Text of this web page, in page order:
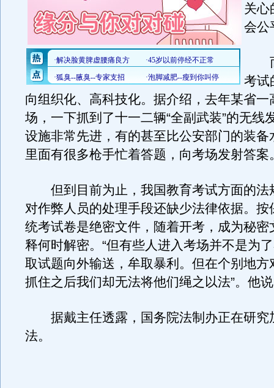
关心
会公
而
考试
向组织化、高科技化。据介绍，去年某省一
场，一下抓到了十一二辆“全副武装”的无线
设施非常先进，有的甚至比公安部门的装备
里面有很多枪手忙着答题，向考场发射答案
但到目前为止，我国教育考试方面的法
对作弊人员的处理手段还缺少法律依据。按
统考试卷是绝密文件，随着开考，成为秘密
释何时解密。“但有些人进入考场并不是为
取试题向外输送，牟取暴利。但在个别地方
抓住之后我们却无法将他们绳之以法”。他
据戴主任透露，国务院法制办正在研究
法。